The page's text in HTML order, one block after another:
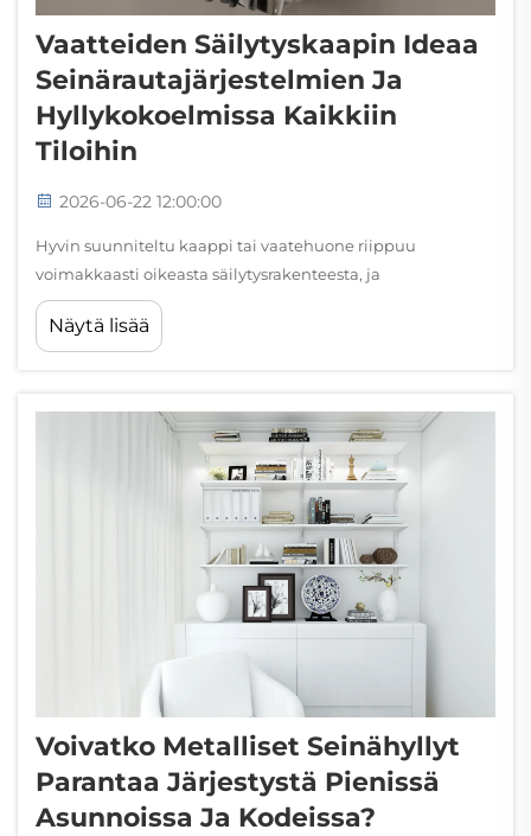
Vaatteiden Säilytyskaapin Ideaa
Seinärautajärjestelmien Ja
Hyllykokoelmissa Kaikkiin
Tiloihin
2026-06-22 12:00:00
Hyvin suunniteltu kaappi tai vaatehuone riippuu
voimakkaasti oikeasta säilytysrakenteesta, ja
seinäkiinnikejärjestelmä tarjoaa juuri tuon perustan.
Riippumatta siitä, järjestelläänkö päämakuuhuonetta,
Näytä lisää
Voivatko Metalliset Seinähyllyt
Parantaa Järjestystä Pienissä
Asunnoissa Ja Kodeissa?